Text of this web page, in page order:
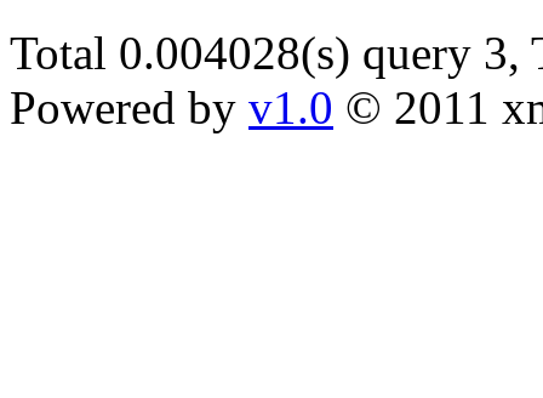
Total 0.004028(s) query
Powered by v1.0 © 2011